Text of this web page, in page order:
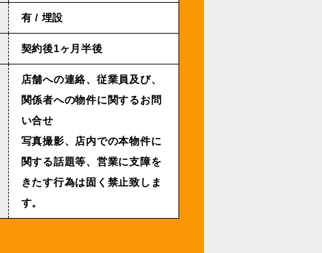
有 / 埋設
契約後1ヶ月半後
店舗への連絡、従業員及び、
関係者への物件に関するお問
い合せ
写真撮影、店内での本物件に
関する話題等、営業に支障を
きたす行為は固く禁止致しま
す。